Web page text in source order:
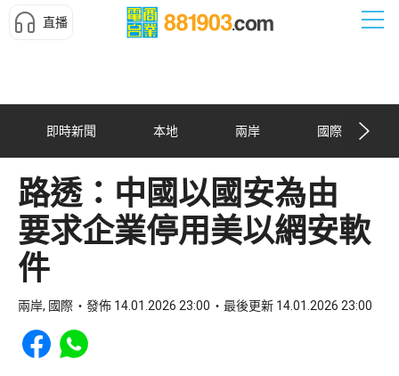
直播
即時新聞 本地 兩岸 國際
路透：中國以國安為由
要求企業停用美以網安軟
件
兩岸, 國際 發佈 14.01.2026 23:00 最後更新 14.01.2026 23:00
Share to Facebook
Share to WhatsApp